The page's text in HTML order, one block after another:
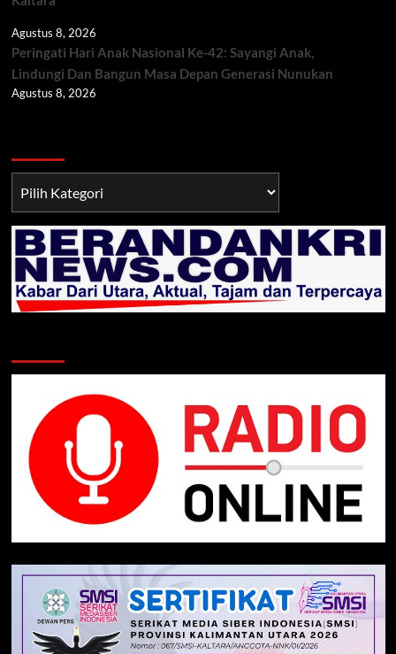
Agustus 8, 2026
Peringati Hari Anak Nasional Ke-42: Sayangi Anak,
Lindungi Dan Bangun Masa Depan Generasi Nunukan
Agustus 8, 2026
TNI/POLRI